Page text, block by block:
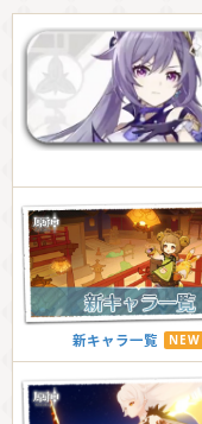
新キャラ一覧 NEW